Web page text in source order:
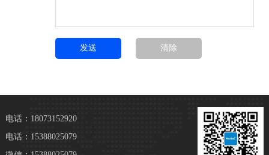
电话：18073152920
电话：15388025079